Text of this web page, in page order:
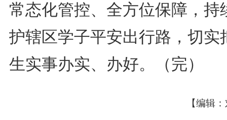
常态化管控、全方位保障，持
护辖区学子平安出行路，切实
生实事办实、办好。（完）
【编辑